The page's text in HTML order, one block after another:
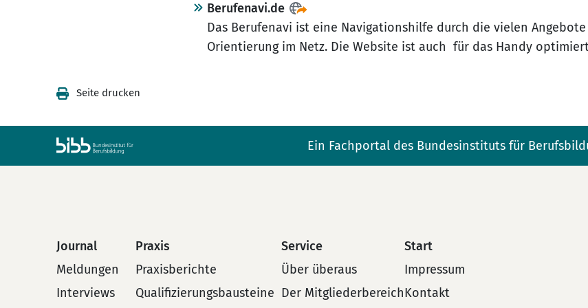
Berufenavi.de
Das Berufenavi ist eine Navigationshilfe durch die vielen
Orientierung im Netz. Die Website ist auch für das Handy
Seite drucken
Ein Fachportal des Bundesinstituts für
Journal
Meldungen
Interviews
Praxis
Praxisberichte
Qualifizierungsbausteine
Service
Über überaus
Der Mitgliederbereich
Start
Impressum
Kontakt